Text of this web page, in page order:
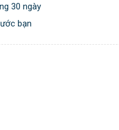
30 ngày
bạn